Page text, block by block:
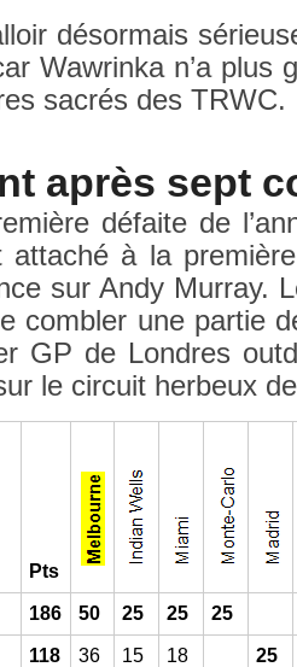
désor­mais
Waw­rinka n’a plus
sacrés des TRWC.
après sept
défaite de
at­taché à la
sur Andy Mur­ray.
com­bl­er une par­tie
GP de Londres
le cir­cuit her­beux
Pts
186 50 25 25 25
118 36 15 18 25